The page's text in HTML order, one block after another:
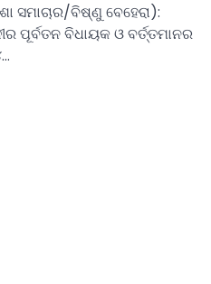
ବିଷ୍ଣୁ ବେହେରା):
ପୂର୍ବତନ ବିଧାୟକ ଓ ବର୍ତ୍ତମାନର